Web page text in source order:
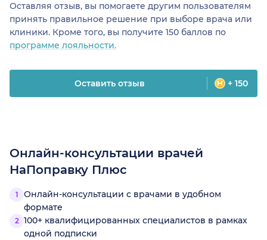
Оставляя отзыв, вы помогаете другим пользователям
принять правильное решение при выборе врача или
клиники. Кроме того, вы получите 150 баллов по
программе лояльности.
Оставить отзыв + 150
Онлайн-консультации врачей
НаПоправку Плюс
Онлайн-консультации с врачами в удобном
формате
100+ квалифицированных специалистов в рамках
одной подписки